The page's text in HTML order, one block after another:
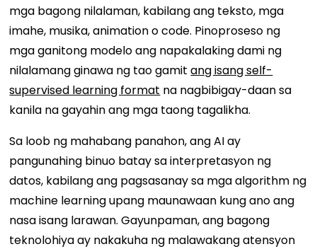
mga bagong nilalaman, kabilang ang teksto, mga
imahe, musika, animation o code. Pinoproseso ng
mga ganitong modelo ang napakalaking dami ng
nilalamang ginawa ng tao gamitang isang self-
supervised learning format na nagbibigay-daan sa
kanila na gayahin ang mga taong tagalikha.
Sa loob ng mahabang panahon, ang AI ay
pangunahing binuo batay sa interpretasyon ng
datos, kabilang ang pagsasanay sa mga algorithm ng
machine learning upang maunawaan kung ano ang
nasa isang larawan. Gayunpaman, ang bagong
teknolohiya ay nakakuha ng malawakang atensyon